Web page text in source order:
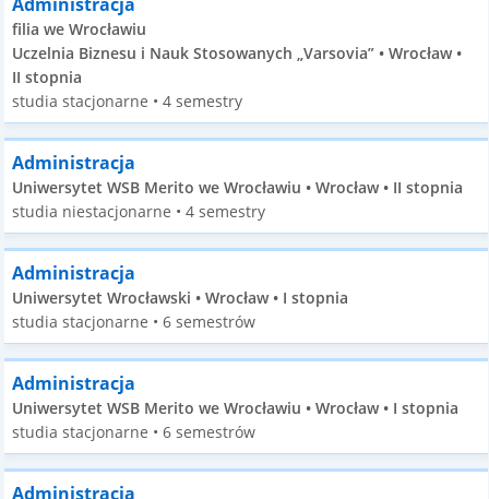
filia we Wrocławiu
Uczelnia Biznesu i Nauk Stosowanych „Varsovia” • Wrocław •
II stopnia
studia stacjonarne • 4 semestry
Administracja
Uniwersytet WSB Merito we Wrocławiu • Wrocław • II stopnia
studia niestacjonarne • 4 semestry
Administracja
Uniwersytet Wrocławski • Wrocław • I stopnia
studia stacjonarne • 6 semestrów
Administracja
Uniwersytet WSB Merito we Wrocławiu • Wrocław • I stopnia
studia stacjonarne • 6 semestrów
Administracja